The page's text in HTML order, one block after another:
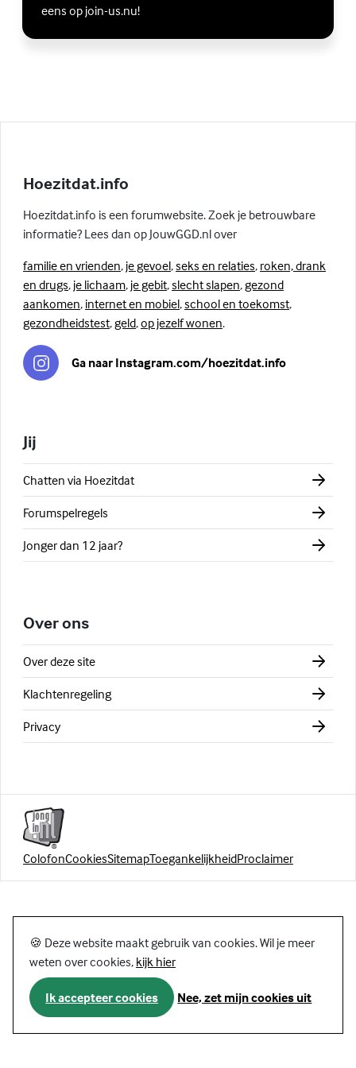
eens op join-us.nu!
Hoezitdat.info
Hoezitdat.info is een forumwebsite. Zoek je betrouwbare
informatie? Lees dan op JouwGGD.nl over
familie en vrienden, je gevoel,seks en relaties, roken, drank
en drugs, je lichaam, je gebit,slecht slapen, gezond
aankomen, internet en mobiel,school en toekomst,
gezondheidstest, geld,op jezelf wonen.
Ga naar Instagram.com/hoezitdat.info
Jij
Chatten via Hoezitdat
Forumspelregels
Jonger dan 12 jaar?
Over ons
Over deze site
Klachtenregeling
Privacy
ColofonCookiesSitemapToegankelijkheidProclaimer
🍪 Deze website maakt gebruik van cookies. Wil je meer
weten over cookies, kijk hier
Ik accepteer cookies Nee, zet mijn cookies uit